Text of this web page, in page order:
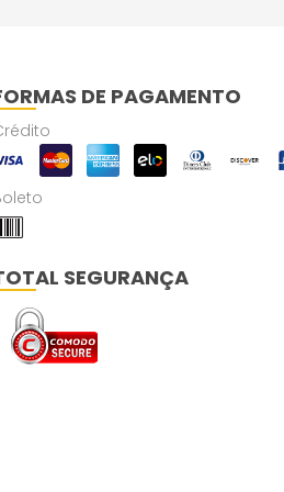
DE PAGAMENTO
SEGURANÇA